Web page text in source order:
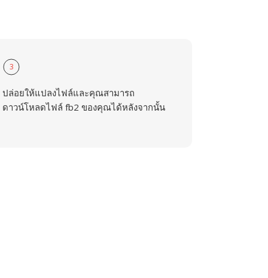
3
ปล่อยให้แปลงไฟล์และคุณสามารถ
ดาวน์โหลดไฟล์ fb2 ของคุณได้หลังจากนั้น